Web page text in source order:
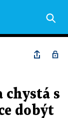
chystá s
dobýt